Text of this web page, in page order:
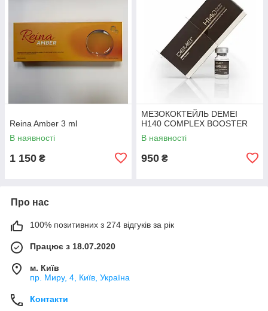
Reina Amber 3 ml
В наявності
1 150 ₴
МЕЗОКОКТЕЙЛЬ DEMEI
H140 COMPLEX BOOSTER
В наявності
950 ₴
Про нас
100% позитивних з 274 відгуків за рік
Працює з 18.07.2020
м. Київ
пр. Миру, 4, Київ, Україна
Контакти